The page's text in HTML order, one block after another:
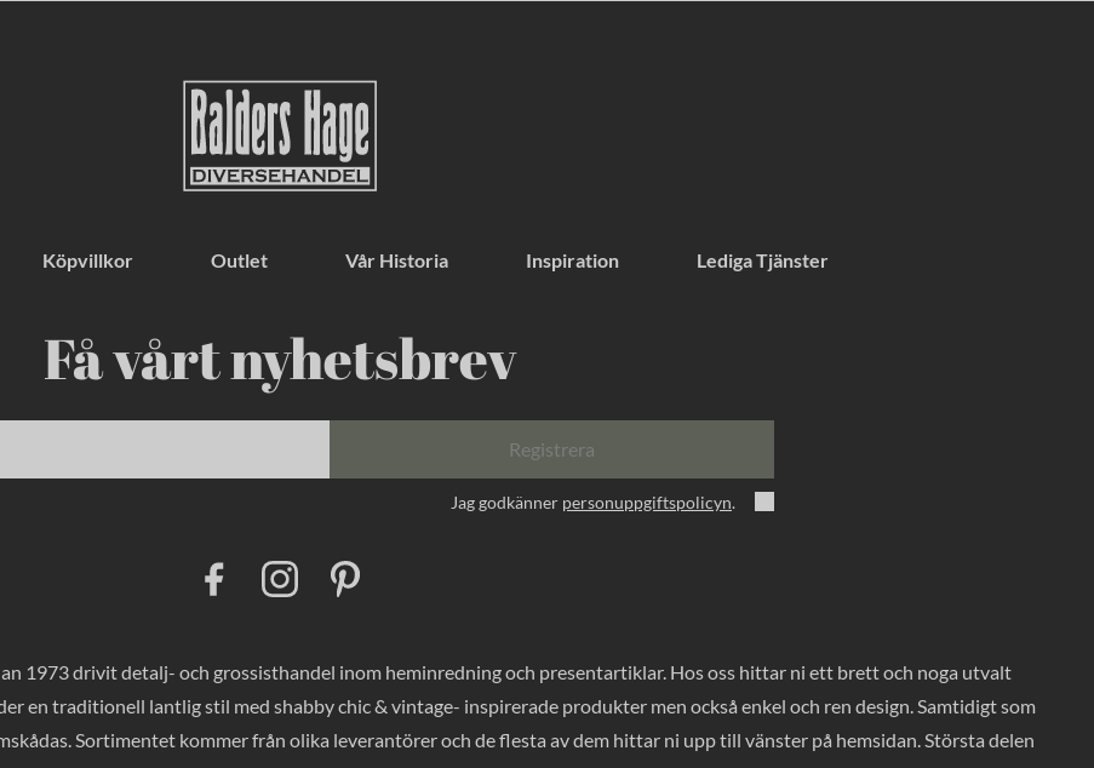
Köpvillkor Outlet Vår Historia Inspiration Lediga Tjänster
Få vårt nyhetsbrev
Registrera
Jag godkänner personuppgiftspolicyn.
o
o
k
I
n
g
r
a
r
e
s
1973 drivit detalj- och grossisthandel inom heminredning och presentartiklar. Hos oss hittar ni ett brett och noga utvalt
en traditionell lantlig stil med shabby chic & vintage- inspirerade produkter men också enkel och ren design. Samtidigt som
Sortimentet kommer från olika leverantörer och de flesta av dem hittar ni upp till vänster på hemsidan. Största delen